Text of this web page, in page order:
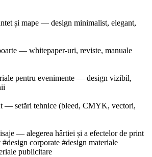
și mape — design minimalist, elegant,
— whitepaper-uri, reviste, manuale
pentru evenimente — design vizibil,
— setări tehnice (bleed, CMYK, vectori,
— alegerea hârtiei și a efectelor de print
#design corporate #design materiale
publicitare